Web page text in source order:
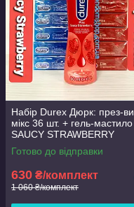
Набір Durex Дюрк: през-ви
мікс 36 шт. + гель-мастило
SAUCY STRAWBERRY
полуниця 50 мл.
Готово до відправки
630 ₴/комплект
1 060 ₴/комплект